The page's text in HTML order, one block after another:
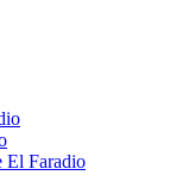
El Faradio